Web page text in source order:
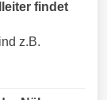
findet
z.B.